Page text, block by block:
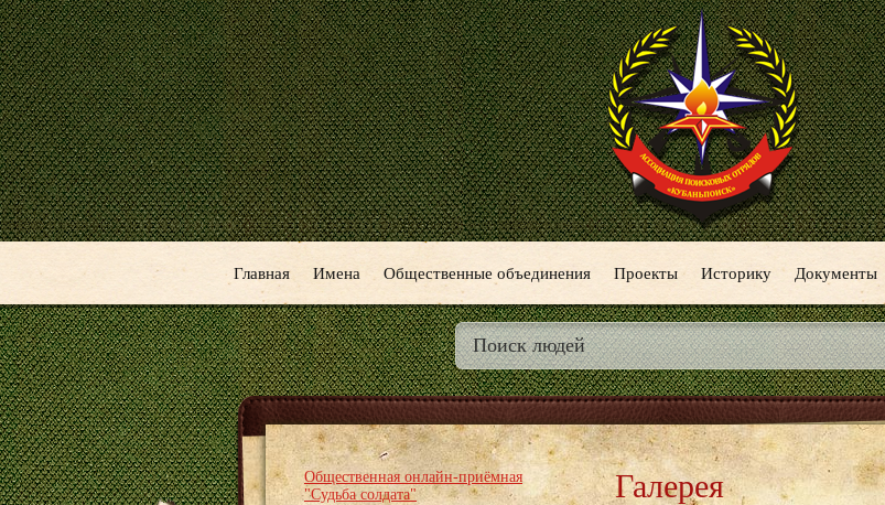
Главная Имена Общественные объединения Проекты Историку Документы
Общественная онлайн-приёмная
"Судьба солдата"
Галерея